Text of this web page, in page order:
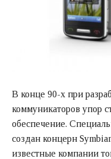
В конце 90-х при
коммуникаторов упор
обеспечение.
создан концерн
известные компании